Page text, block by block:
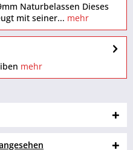
Naturbelassen Dieses
mit seiner... mehr
mehr